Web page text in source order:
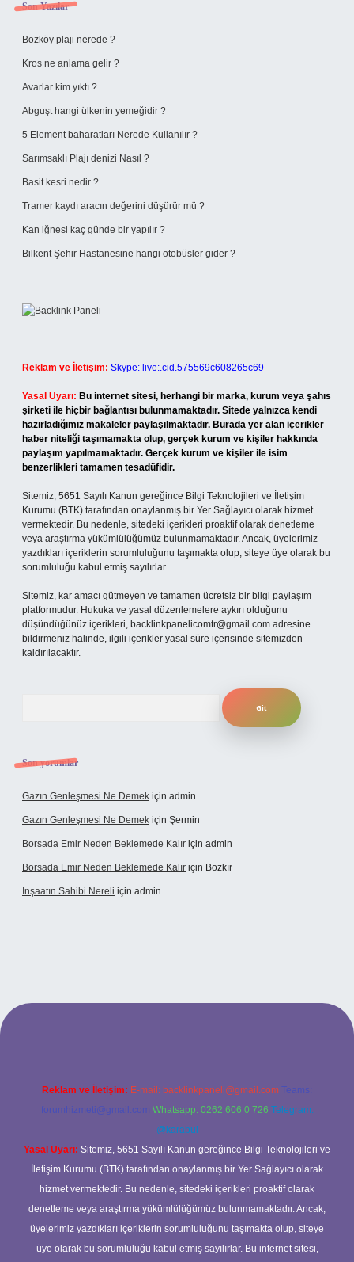
Sidebar
Son Yazılar
Bozköy plaji nerede ?
Kros ne anlama gelir ?
Avarlar kim yıktı ?
Abguşt hangi ülkenin yemeğidir ?
5 Element baharatları Nerede Kullanılır ?
Sarımsaklı Plajı denizi Nasıl ?
Basit kesri nedir ?
Tramer kaydı aracın değerini düşürür mü ?
Kan iğnesi kaç günde bir yapılır ?
Bilkent Şehir Hastanesine hangi otobüsler gider ?
Reklam ve İletişim: Skype: live:.cid.575569c608265c69
Yasal Uyarı: Bu internet sitesi, herhangi bir marka, kurum veya şahıs
şirketi ile hiçbir bağlantısı bulunmamaktadır. Sitede yalnızca kendi
hazırladığımız makaleler paylaşılmaktadır. Burada yer alan içerikler
haber niteliği taşımamakta olup, gerçek kurum ve kişiler hakkında
paylaşım yapılmamaktadır. Gerçek kurum ve kişiler ile isim
benzerlikleri tamamen tesadüfidir.
Sitemiz, 5651 Sayılı Kanun gereğince Bilgi Teknolojileri ve İletişim
Kurumu (BTK) tarafından onaylanmış bir Yer Sağlayıcı olarak hizmet
vermektedir. Bu nedenle, sitedeki içerikleri proaktif olarak denetleme
veya araştırma yükümlülüğümüz bulunmamaktadır. Ancak, üyelerimiz
yazdıkları içeriklerin sorumluluğunu taşımakta olup, siteye üye olarak bu
sorumluluğu kabul etmiş sayılırlar.
Sitemiz, kar amacı gütmeyen ve tamamen ücretsiz bir bilgi paylaşım
platformudur. Hukuka ve yasal düzenlemelere aykırı olduğunu
düşündüğünüz içerikleri, backlinkpanelicomtr@gmail.com adresine
bildirmeniz halinde, ilgili içerikler yasal süre içerisinde sitemizden
kaldırılacaktır.
Son yorumlar
Gazın Genleşmesi Ne Demek için admin
Gazın Genleşmesi Ne Demek için Şermin
Borsada Emir Neden Beklemede Kalır için admin
Borsada Emir Neden Beklemede Kalır için Bozkır
Inşaatın Sahibi Nereli için admin
www.hiltonbetx.org/
Reklam ve İletişim: E-mail: backlinkpaneli@gmail.com Teams:
forumhizmeti@gmail.com Whatsapp: 0262 606 0 726 Telegram:
@karabul
Yasal Uyarı: Sitemiz, 5651 Sayılı Kanun gereğince Bilgi Teknolojileri ve
İletişim Kurumu (BTK) tarafından onaylanmış bir Yer Sağlayıcı olarak
hizmet vermektedir. Bu nedenle, sitedeki içerikleri proaktif olarak
denetleme veya araştırma yükümlülüğümüz bulunmamaktadır. Ancak,
üyelerimiz yazdıkları içeriklerin sorumluluğunu taşımakta olup, siteye
üye olarak bu sorumluluğu kabul etmiş sayılırlar. Bu internet sitesi,